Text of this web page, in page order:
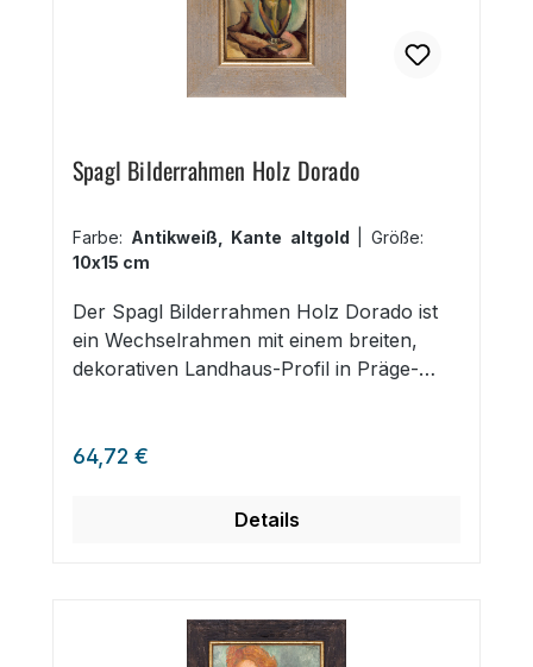
A2, DIN A3, DIN A4
Spagl Bilderrahmen Holz Dorado
Farbe: Antikweiß, Kante altgold
Größe:
10x15 cm
Der Spagl Bilderrahmen Holz Dorado ist
ein Wechselrahmen mit einem breiten,
dekorativen Landhaus-Profil in Präge-
Größen erhältlich. Er kann mit einem
werden und eignet sich sehr gut zur
Farben mit Goldkante 25 Formate bis
70x100 cm Erhältlich in den Formaten
Regulärer Preis:
64,72 €
Details